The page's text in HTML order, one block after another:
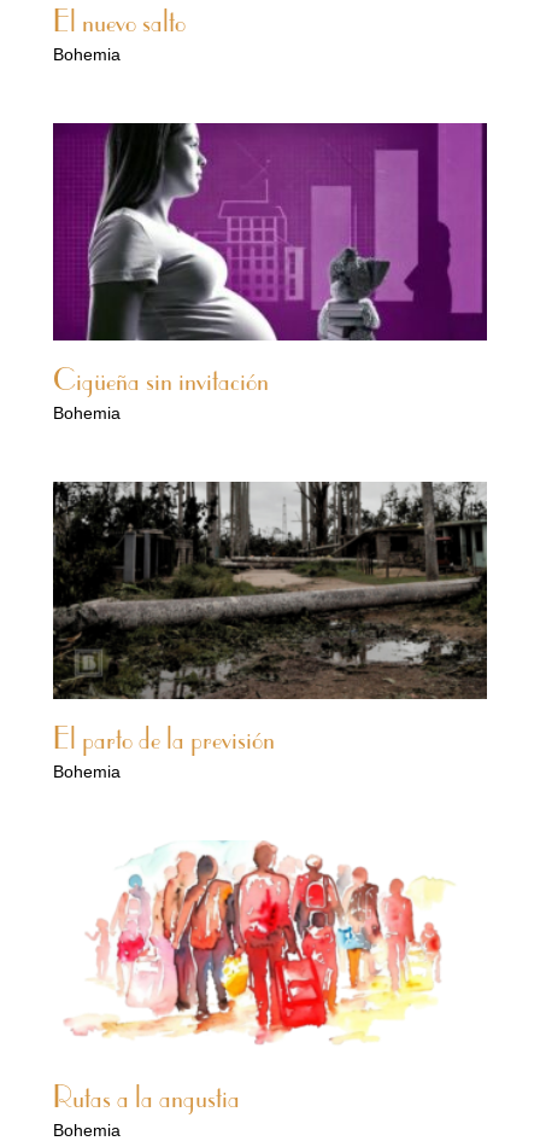
El nuevo salto
Bohemia
Cigüeña sin invitación
Bohemia
El parto de la previsión
Bohemia
Rutas a la angustia
Bohemia